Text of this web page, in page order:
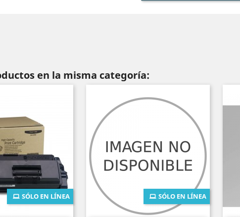
en la misma categoría:
SÓLO EN LÍNEA SÓLO EN LÍNEA